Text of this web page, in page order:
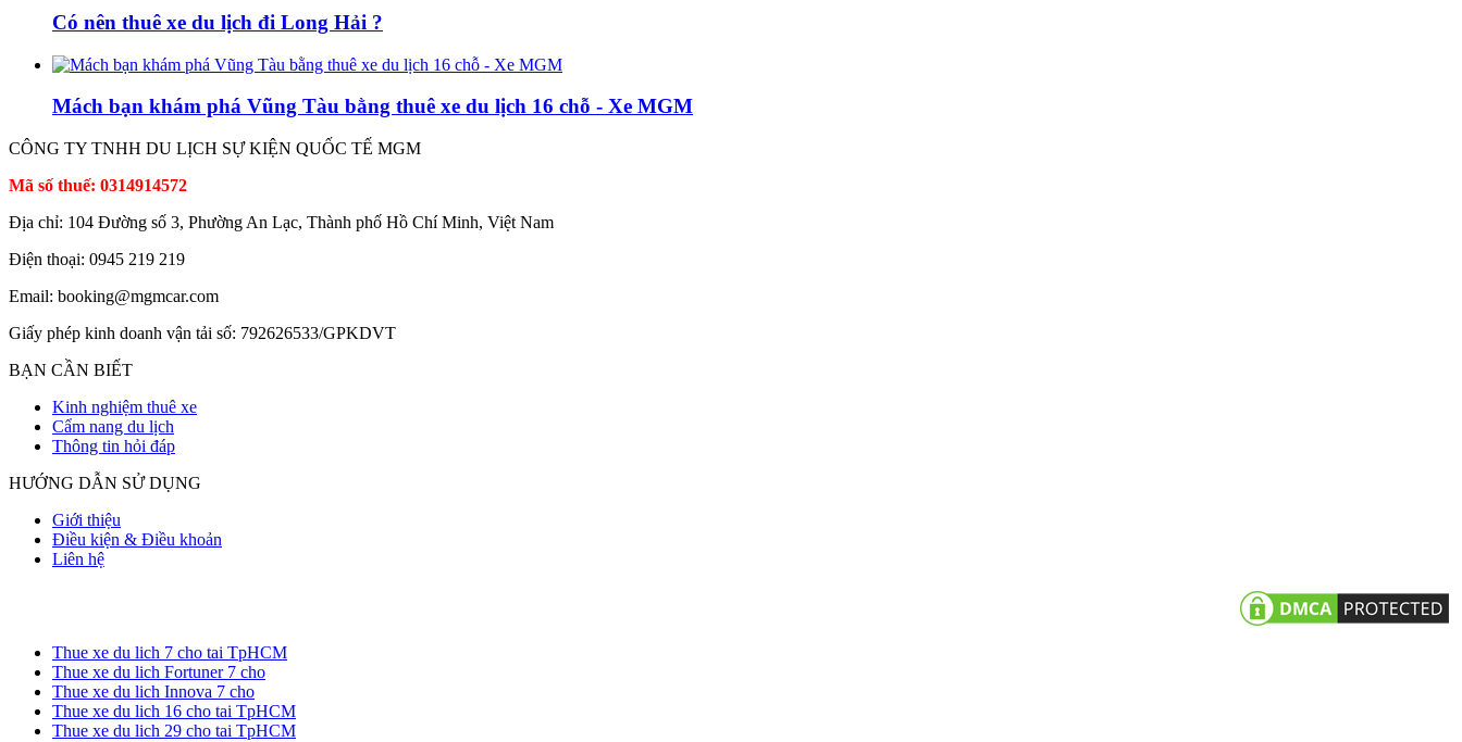
Có nên thuê xe du lịch đi Long Hải ?
Mách bạn khám phá Vũng Tàu bằng thuê xe du lịch 16 chỗ - Xe MGM
CÔNG TY TNHH DU LỊCH SỰ KIỆN QUỐC TẾ MGM
Mã số thuế: 0314914572
Địa chỉ: 104 Đường số 3, Phường An Lạc, Thành phố Hồ Chí Minh, Việt Nam
Điện thoại: 0945 219 219
Email: booking@mgmcar.com
Giấy phép kinh doanh vận tải số: 792626533/GPKDVT
BẠN CẦN BIẾT
Kinh nghiệm thuê xe
Cẩm nang du lịch
Thông tin hỏi đáp
HƯỚNG DẪN SỬ DỤNG
Giới thiệu
Điều kiện & Điều khoản
Liên hệ
Thue xe du lich 7 cho tai TpHCM
Thue xe du lich Fortuner 7 cho
Thue xe du lich Innova 7 cho
Thue xe du lich 16 cho tai TpHCM
Thue xe du lich 29 cho tai TpHCM